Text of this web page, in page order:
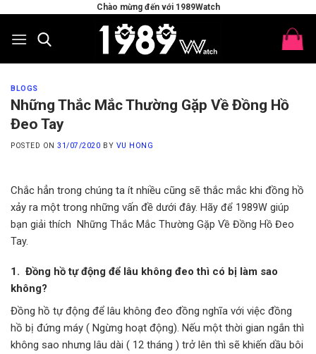
content
Chào mừng đến với 1989Watch
BLOGS
Những Thắc Mắc Thường Gặp Về Đồng Hồ
Đeo Tay
POSTED ON31/07/2020 BY VU HONG
Chắc hẳn trong chúng ta ít nhiều cũng sẽ thắc mắc khi đồng hồ
xảy ra một trong những vấn đề dưới đây. Hãy để 1989W giúp
bạn giải thích Những Thắc Mắc Thường Gặp Về Đồng Hồ Đeo
Tay.
1. Đồng hồ tự động để lâu không đeo thì có bị làm sao
không?
Đồng hồ tự động để lâu không đeo đồng nghĩa với việc đồng
hồ bị đứng máy ( Ngừng hoạt động). Nếu một thời gian ngắn thì
không sao nhưng lâu dài ( 12 tháng ) trở lên thì sẽ khiến dầu bôi